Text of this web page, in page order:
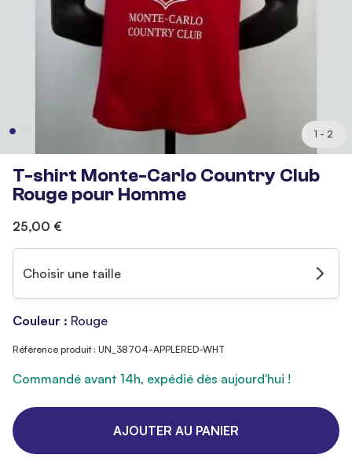
1 - 2
T-shirt Monte-Carlo Country Club
Rouge pour Homme
25,00 €
Choisir une taille
Couleur : Rouge
Référence produit : UN_38704-APPLERED-WHT
Commandé avant 14h, expédié dès aujourd'hui !
AJOUTER AU PANIER